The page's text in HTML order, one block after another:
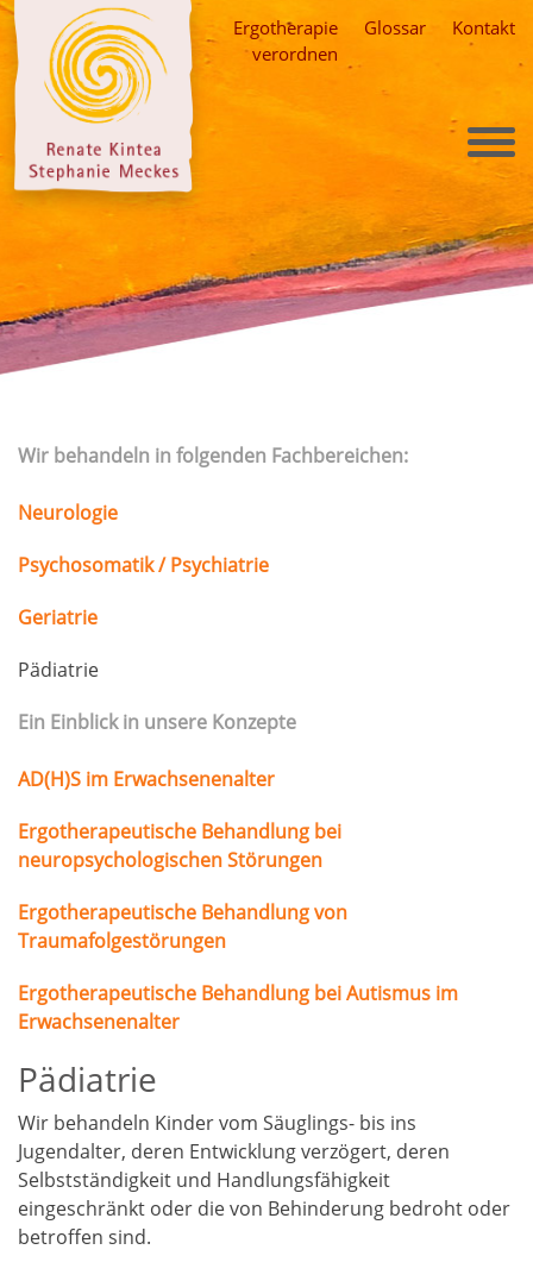
Skip
to
content
Ergotherapie
verordnen
Glossar Kontakt
Wir behandeln in folgenden Fachbereichen:
Neurologie
Psychosomatik / Psychiatrie
Geriatrie
Pädiatrie
Ein Einblick in unsere Konzepte
AD(H)S im Erwachsenenalter
Ergotherapeutische Behandlung bei
neuropsychologischen Störungen
Ergotherapeutische Behandlung von
Traumafolgestörungen
Ergotherapeutische Behandlung bei Autismus im
Erwachsenenalter
Pädiatrie
Wir behandeln Kinder vom Säuglings- bis ins
Jugendalter, deren Entwicklung verzögert, deren
Selbstständigkeit und Handlungsfähigkeit
eingeschränkt oder die von Behinderung bedroht oder
betroffen sind.